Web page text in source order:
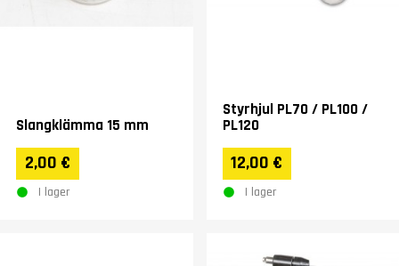
Slangklämma 15 mm
2,00 €
I lager
Styrhjul PL70 / PL100 /
PL120
12,00 €
I lager